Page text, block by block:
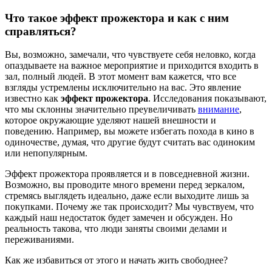
Что такое эффект прожектора и как с ним
справляться?
Вы, возможно, замечали, что чувствуете себя неловко, когда
опаздываете на важное мероприятие и приходится входить в
зал, полный людей. В этот момент вам кажется, что все
взгляды устремлены исключительно на вас. Это явление
известно как эффект прожектора. Исследования показывают,
что мы склонны значительно преувеличивать внимание,
которое окружающие уделяют нашей внешности и
поведению. Например, вы можете избегать похода в кино в
одиночестве, думая, что другие будут считать вас одиноким
или непопулярным.
Эффект прожектора проявляется и в повседневной жизни.
Возможно, вы проводите много времени перед зеркалом,
стремясь выглядеть идеально, даже если выходите лишь за
покупками. Почему же так происходит? Мы чувствуем, что
каждый наш недостаток будет замечен и обсужден. Но
реальность такова, что люди заняты своими делами и
переживаниями.
Как же избавиться от этого и начать жить свободнее?